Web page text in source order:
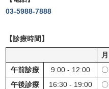
03-5988-7888
診療時間
月
午前診療
9:00 - 12:00 〇
午後診療
16:30 - 19:00 〇